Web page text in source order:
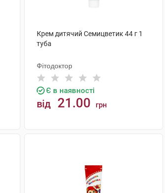
Крем дитячий Семицветик 44 г 1
туба
Фітодоктор
Є в наявності
від 21.00 грн